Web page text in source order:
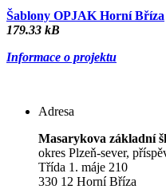
Šablony OPJAK Horní Bříza
179.33 kB
Informace o projektu
Adresa
Masarykova základní
okres Plzeň-sever,
Třída 1. máje 210
330 12 Horní Bříza